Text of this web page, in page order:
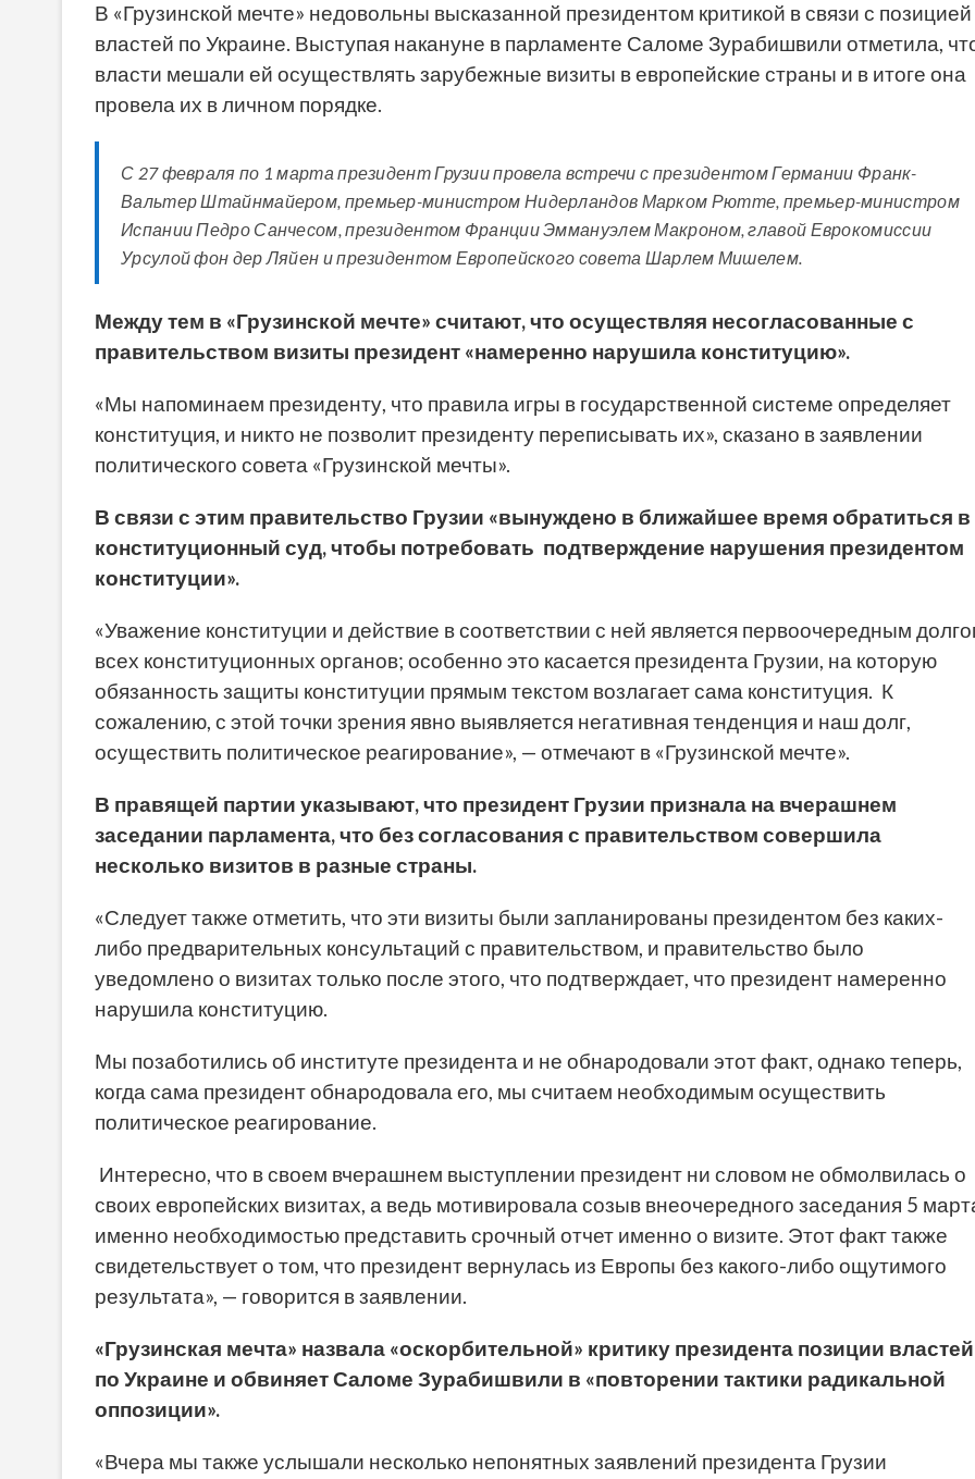
В «Грузинской мечте» недовольны высказанной президентом критикой в связи с позицией
властей по Украине. Выступая накануне в парламенте Саломе Зурабишвили отметила,
власти мешали ей осуществлять зарубежные визиты в европейские страны и в итоге она
провела их в личном порядке.
С 27 февраля по 1 марта президент Грузии провела встречи с президентом Германии Франк-
Вальтер Штайнмайером, премьер-министром Нидерландов Марком Рютте, премьер-министром
Испании Педро Санчесом, президентом Франции Эммануэлем Макроном, главой Еврокомиссии
Урсулой фон дер Ляйен и президентом Европейского совета Шарлем Мишелем.
Между тем в «Грузинской мечте» считают, что осуществляя несогласованные с
правительством визиты президент «намеренно нарушила конституцию».
«Мы напоминаем президенту, что правила игры в государственной системе определяет
конституция, и никто не позволит президенту переписывать их», сказано в заявлении
политического совета «Грузинской мечты».
В связи с этим правительство Грузии «вынуждено в ближайшее время обратиться в
конституционный суд, чтобы потребовать подтверждение нарушения президентом
конституции».
«Уважение конституции и действие в соответствии с ней является первоочередным
всех конституционных органов; особенно это касается президента Грузии, на которую
обязанность защиты конституции прямым текстом возлагает сама конституция. К
сожалению, с этой точки зрения явно выявляется негативная тенденция и наш долг,
осуществить политическое реагирование», — отмечают в «Грузинской мечте».
В правящей партии указывают, что президент Грузии признала на вчерашнем
заседании парламента, что без согласования с правительством совершила
несколько визитов в разные страны.
«Следует также отметить, что эти визиты были запланированы президентом без каких-
либо предварительных консультаций с правительством, и правительство было
уведомлено о визитах только после этого, что подтверждает, что президент намеренно
нарушила конституцию.
Мы позаботились об институте президента и не обнародовали этот факт, однако теперь,
когда сама президент обнародовала его, мы считаем необходимым осуществить
политическое реагирование.
Интересно, что в своем вчерашнем выступлении президент ни словом не обмолвилась о
своих европейских визитах, а ведь мотивировала созыв внеочередного заседания 5
именно необходимостью представить срочный отчет именно о визите. Этот факт также
свидетельствует о том, что президент вернулась из Европы без какого-либо ощутимого
результата», — говорится в заявлении.
«Грузинская мечта» назвала «оскорбительной» критику президента позиции властей
по Украине и обвиняет Саломе Зурабишвили в «повторении тактики радикальной
оппозиции».
«Вчера мы также услышали несколько непонятных заявлений президента Грузии